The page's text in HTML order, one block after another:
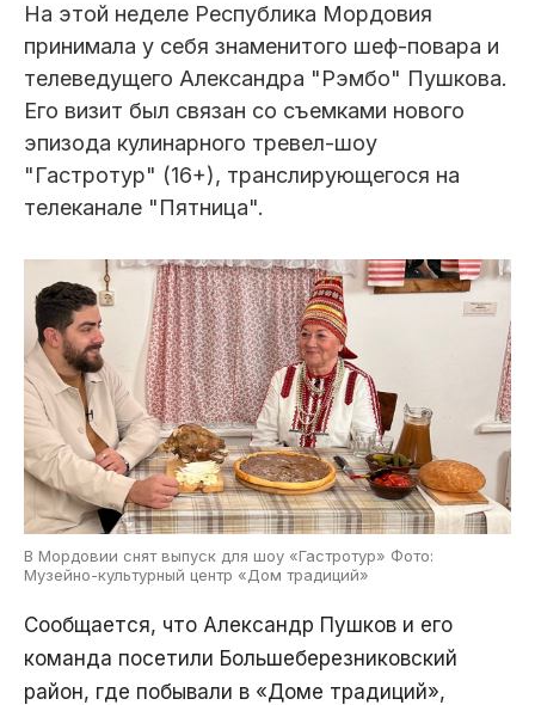
На этой неделе Республика Мордовия
принимала у себя знаменитого шеф-повара и
телеведущего Александра "Рэмбо" Пушкова.
Его визит был связан со съемками нового
эпизода кулинарного тревел-шоу
"Гастротур" (16+), транслирующегося на
телеканале "Пятница".
В Мордовии снят выпуск для шоу «Гастротур» Фото:
Музейно-культурный центр «Дом традиций»
Сообщается, что Александр Пушков и его
команда посетили Большеберезниковский
район, где побывали в «Доме традиций»,